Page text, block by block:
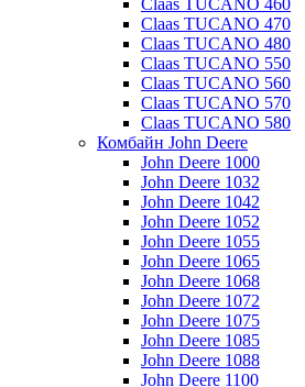
Claas TUCANO 460
Claas TUCANO 470
Claas TUCANO 480
Claas TUCANO 550
Claas TUCANO 560
Claas TUCANO 570
Claas TUCANO 580
Комбайн John Deere
John Deere 1000
John Deere 1032
John Deere 1042
John Deere 1052
John Deere 1055
John Deere 1065
John Deere 1068
John Deere 1072
John Deere 1075
John Deere 1085
John Deere 1088
John Deere 1100